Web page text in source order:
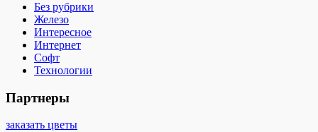
Без рубрики
Железо
Интересное
Интернет
Софт
Технологии
Партнеры
заказать цветы